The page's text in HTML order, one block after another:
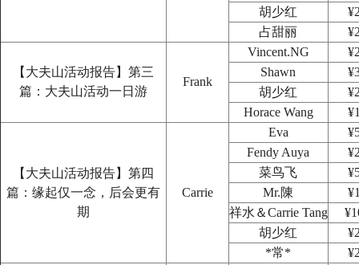
胡少红
占甜丽
【大夫山活动报告】第三
篇：大夫山活动一日游
Frank
Vincent.NG
Shawn
胡少红
Horace Wang
【大夫山活动报告】第四
篇：缘起仅一念，后会更有
期
Carrie
Eva
Fendy Auya
菜鸟飞
Mr.陳
祥水＆Carrie Tang
胡少红
*常*